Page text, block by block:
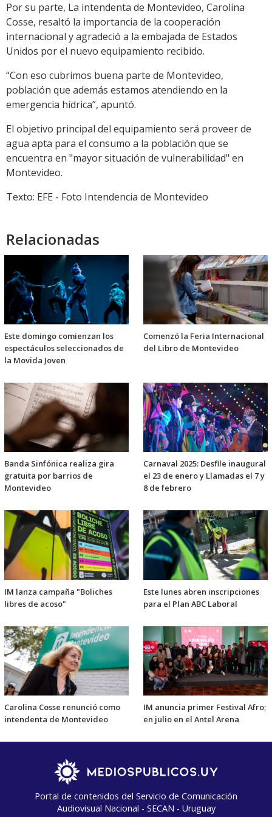
Por su parte, La intendenta de Montevideo, Carolina
Cosse, resaltó la importancia de la cooperación
internacional y agradeció a la embajada de Estados
Unidos por el nuevo equipamiento recibido.
“Con eso cubrimos buena parte de Montevideo,
población que además estamos atendiendo en la
emergencia hídrica”, apuntó.
El objetivo principal del equipamiento será proveer de
agua apta para el consumo a la población que se
encuentra en "mayor situación de vulnerabilidad" en
Montevideo.
Texto: EFE - Foto Intendencia de Montevideo
Relacionadas
Este domingo comienzan los
espectáculos seleccionados de
la Movida Joven
Comenzó la Feria Internacional
del Libro de Montevideo
Banda Sinfónica realiza gira
gratuita por barrios de
Montevideo
Carnaval 2025: Desfile inaugural
el 23 de enero y Llamadas el 7 y
8 de febrero
IM lanza campaña "Boliches
libres de acoso"
Este lunes abren inscripciones
para el Plan ABC Laboral
Carolina Cosse renunció como
intendenta de Montevideo
IM anuncia primer Festival Afro;
en julio en el Antel Arena
Portal de contenidos del Servicio de Comunicación
Audiovisual Nacional - SECAN - Uruguay